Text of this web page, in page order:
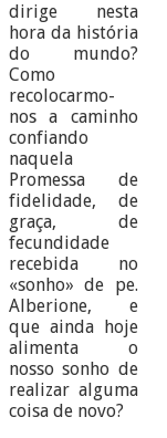
dirige nesta
hora da história
do mundo?
Como
recolocarmo-
nos a caminho
confiando
naquela
Promessa de
fidelidade, de
graça, de
fecundidade
recebida no
«sonho» de pe.
Alberione, e
que ainda hoje
alimenta o
nosso sonho de
realizar alguma
coisa de novo?